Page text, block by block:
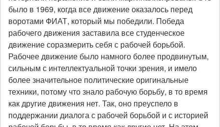
было в 1969, когда все движение оказалось перед
воротами ФИАТ, который мы победили. Победа
рабочего движения заставила все студенческое
движение соразмерить себя с рабочей борьбой.
Рабочее движение было намного более продвинутым,
сильным с интеллектуальной точки зрения, и имело
более значительное политические оригинальные
техники, потому что знало рабочую борьбу, в то время
как другие движения нет. Так, оно преуспело в
поддержании диалога с рабочей борьбой и с историей